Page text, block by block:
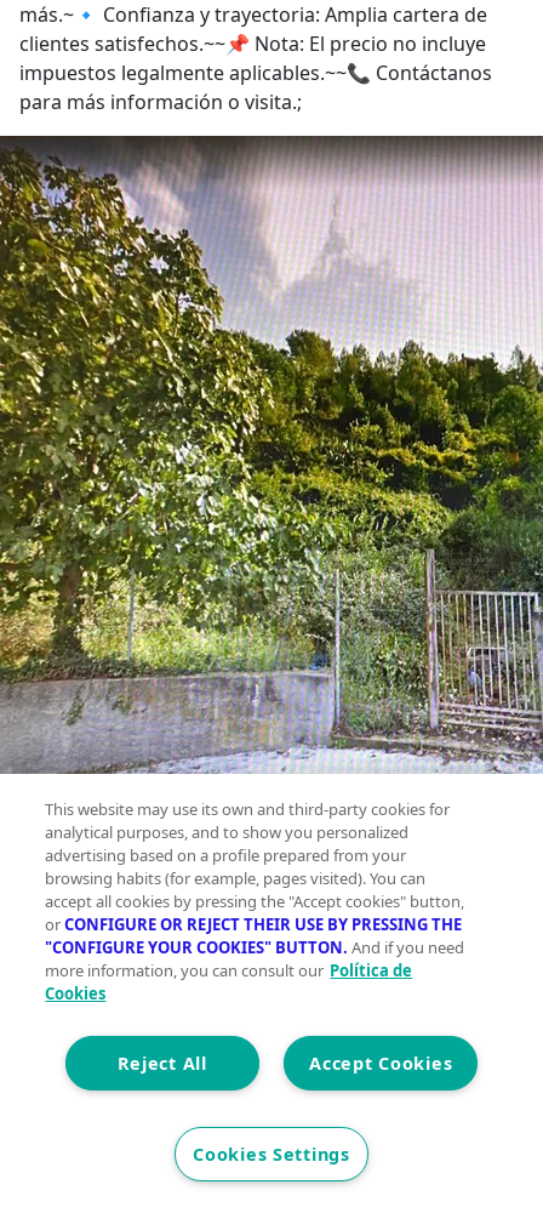
más.~🔹 Confianza y trayectoria: Amplia cartera de
clientes satisfechos.~~📌 Nota: El precio no incluye
impuestos legalmente aplicables.~~📞 Contáctanos
para más información o visita.;
This website may use its own and third-party cookies for
analytical purposes, and to show you personalized
advertising based on a profile prepared from your
browsing habits (for example, pages visited). You can
accept all cookies by pressing the "Accept cookies" button,
orCONFIGURE OR REJECT THEIR USE BY PRESSING THE
"CONFIGURE YOUR COOKIES" BUTTON. And if you need
more information, you can consult our Política de
Cookies
Accept Cookies
Reject All
Cookies Settings